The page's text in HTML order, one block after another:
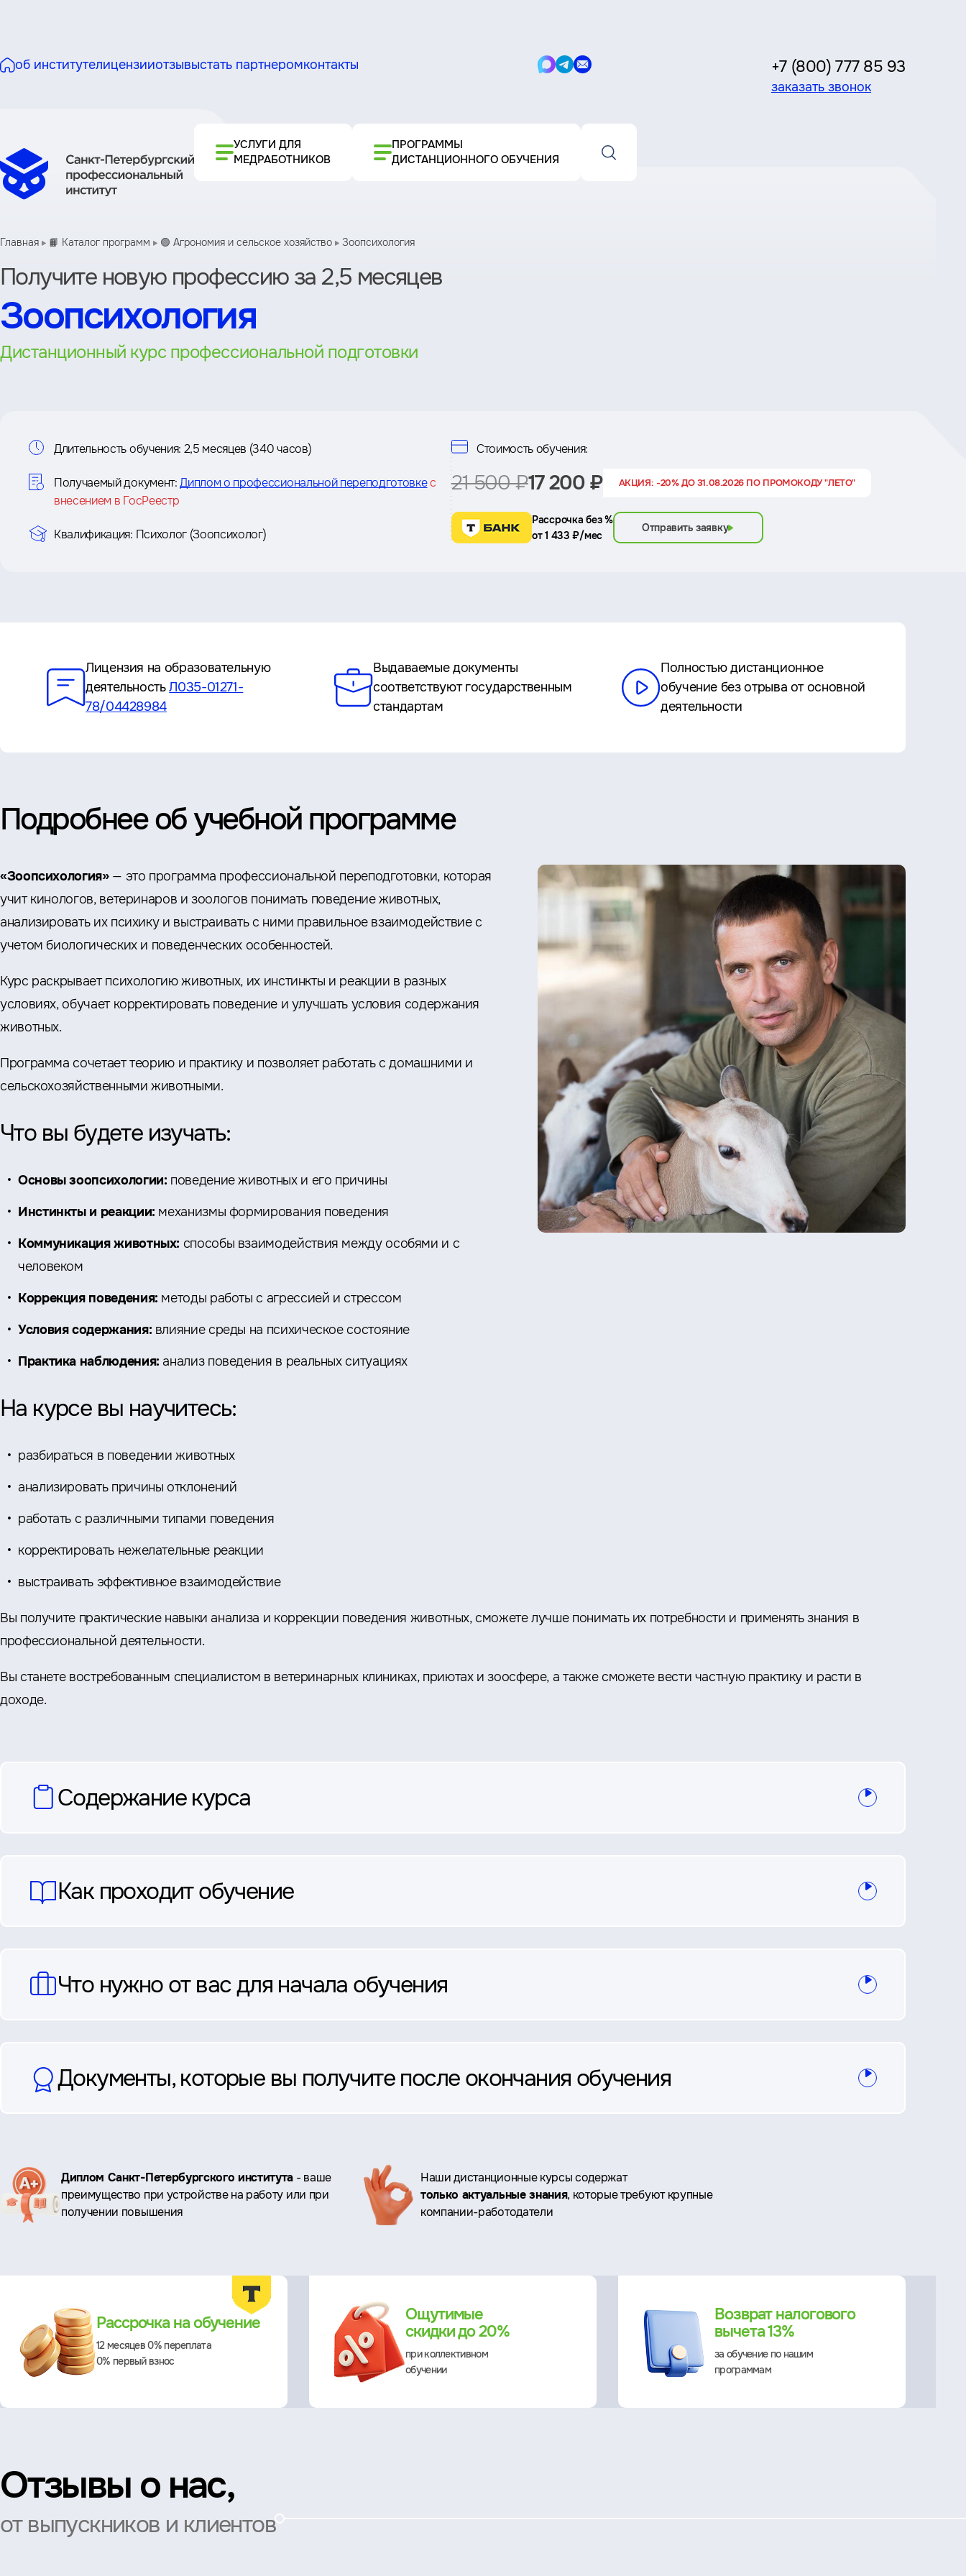
об институтелицензииотзывыстать партнеромконтакты
Написать
Написать
Написать
+7 (800) 777 85 93
заказать звонок
УСЛУГИ ДЛЯ
МЕДРАБОТНИКОВ
ПРОГРАММЫ
ДИСТАНЦИОННОГО ОБУЧЕНИЯ
Главная 📙 Каталог программ 🟢 Агрономия и сельское хозяйство Зоопсихология
Получите новую профессию за 2,5 месяцев
Зоопсихология
Дистанционный курс профессиональной подготовки
Информация
о
курсе
Длительность обучения: 2,5 месяцев (340 часов)
Получаемый документ: Диплом о профессиональной переподготовкес
внесением в ГосРеестр
Квалификация: Психолог (Зоопсихолог)
Стоимость обучения:
21 500 ₽17 200 ₽ АКЦИЯ: -20% ДО 31.08.2026 ПО ПРОМОКОДУ "ЛЕТО"
Рассрочка без %
от 1 433 ₽/мес
Отправить заявку
Лицензия на образовательную
деятельностьЛ035-01271-
78/04428984
Выдаваемые документы
соответствуют государственным
стандартам
Полностью дистанционное
обучение без отрыва от основной
деятельности
Подробнее об учебной программе
«Зоопсихология» — это программа профессиональной переподготовки, которая
учит кинологов, ветеринаров и зоологов понимать поведение животных,
анализировать их психику и выстраивать с ними правильное взаимодействие с
учетом биологических и поведенческих особенностей.
Курс раскрывает психологию животных, их инстинкты и реакции в разных
условиях, обучает корректировать поведение и улучшать условия содержания
животных.
Программа сочетает теорию и практику и позволяет работать с домашними и
сельскохозяйственными животными.
Что вы будете изучать:
Основы зоопсихологии: поведение животных и его причины
Инстинкты и реакции: механизмы формирования поведения
Коммуникация животных: способы взаимодействия между особями и с
человеком
Коррекция поведения: методы работы с агрессией и стрессом
Условия содержания: влияние среды на психическое состояние
Практика наблюдения: анализ поведения в реальных ситуациях
На курсе вы научитесь:
разбираться в поведении животных
анализировать причины отклонений
работать с различными типами поведения
корректировать нежелательные реакции
выстраивать эффективное взаимодействие
Вы получите практические навыки анализа и коррекции поведения животных, сможете лучше понимать их потребности и применять знания в
профессиональной деятельности.
Вы станете востребованным специалистом в ветеринарных клиниках, приютах и зоосфере, а также сможете вести частную практику и расти в
доходе.
вопросы
Содержание курса
Как проходит обучение
Что нужно от вас для начала обучения
Документы, которые вы получите после окончания обучения
Ключевые
преимущества
Диплом Санкт-Петербургского института - ваше
преимущество при устройстве на работу или при
получении повышения
Наши дистанционные курсы содержат
только актуальные знания, которые требуют крупные
компании-работодатели
Рассрочка на обучение
12 месяцев 0% переплата
0% первый взнос
Ощутимые
скидки до 20%
при коллективном
обучении
Возврат налогового
вычета 13%
за обучение по нашим
программам
Отзывы о нас,
от выпускников и клиентов